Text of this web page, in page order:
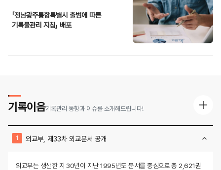
「전남광주통합특별시 출범에 따른
기록물관리 지침」 배포
기록이음기록관리 동향과 이슈를 소개해드립니다!
외교부, 제33차 외교문서 공개
외교부는 생산한 지 30년이 지난 1995년도 문서를 중심으로 총 2,621권